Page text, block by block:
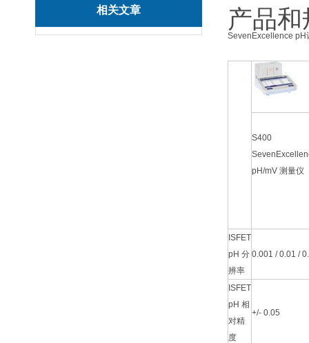
相关文章 产品
SevenExcellence pH
S400
pH/mV 测量仪
ISFET
pH 分
辨率
0.001 / 0.01 /
ISFET
pH 相
对精
度
+/- 0.05